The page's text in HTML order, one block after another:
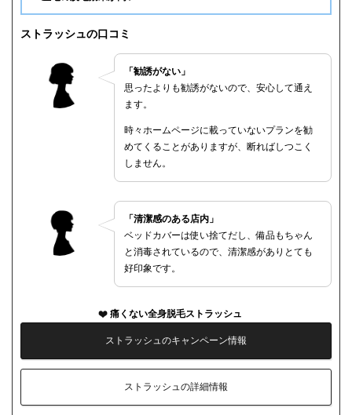
ストラッシュの口コミ
「勧誘がない」
思ったよりも勧誘がないので、安心して通え
ます。
時々ホームページに載っていないプランを勧
めてくることがありますが、断ればしつこく
しません。
「清潔感のある店内」
ベッドカバーは使い捨てだし、備品もちゃん
と消毒されているので、清潔感がありとても
好印象です。
痛くない全身脱毛ストラッシュ
ストラッシュのキャンペーン情報
ストラッシュの詳細情報